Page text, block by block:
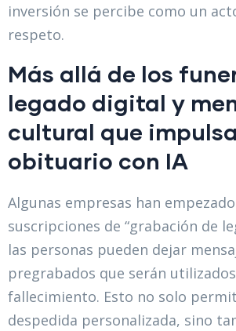
inversión se percibe como un
respeto.
Más allá de los
legado digital y
cultural que
obituario con IA
Algunas empresas han
suscripciones de “grabación de
las personas pueden dejar
pregrabados que serán
fallecimiento. Esto no solo
despedida personalizada, sino